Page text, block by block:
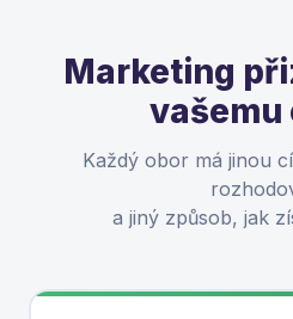
Marketing
vašemu
Každý obor má jinou
a jiný způsob, jak